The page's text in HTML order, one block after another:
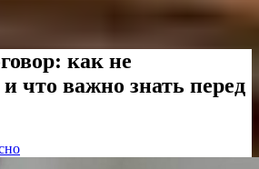
как не
что важно знать перед